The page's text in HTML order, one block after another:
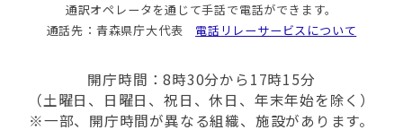
通訳オペレータを通じて手話で電話ができます。
通話先：青森県庁大代表 電話リレーサービスについて
開庁時間：8時30分から17時15分
（土曜日、日曜日、祝日、休日、年末年始を除く）
※一部、開庁時間が異なる組織、施設があります。